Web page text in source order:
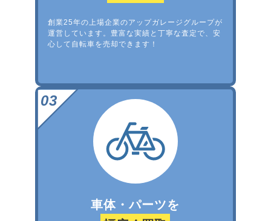
創業25年の上場企業のアップガレージグループが
運営しています。豊富な実績と丁寧な査定で、安
心して自転車を売却できます！
車体・パーツを